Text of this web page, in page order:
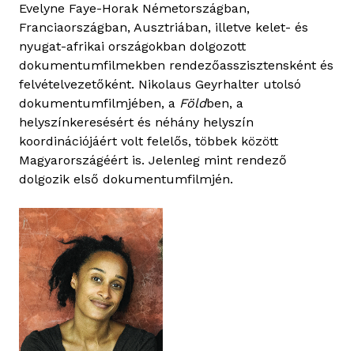
t
l
a
n
a
I
s
h
e
v
s
k
a
i
a
Evelyne Faye-Horak Németországban,
Franciaországban, Ausztriában, illetve kelet- és
nyugat-afrikai országokban dolgozott
dokumentumfilmekben rendezőasszisztensként és
felvételvezetőként. Nikolaus Geyrhalter utolsó
dokumentumfilmjében, a Földben, a
helyszínkeresésért és néhány helyszín
koordinációjáért volt felelős, többek között
Magyarországéért is. Jelenleg mint rendező
dolgozik első dokumentumfilmjén.